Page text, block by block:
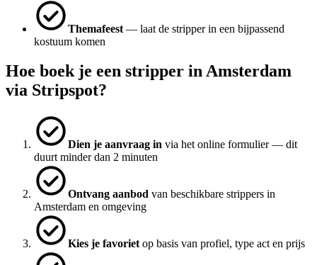
Themafeest — laat de stripper in een bijpassend
kostuum komen
Hoe boek je een stripper in Amsterdam
via Stripspot?
Dien je aanvraag in via het online formulier — dit
duurt minder dan 2 minuten
Ontvang aanbod van beschikbare strippers in
Amsterdam en omgeving
Kies je favoriet op basis van profiel, type act en prijs